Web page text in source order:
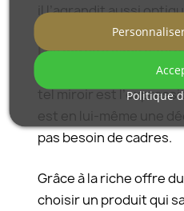
il l’agrandit aussi
Les miroirs sans cadre
car grâce à eux
tel miroir est
est en lui-même une
pas besoin de cadres.
Grâce à la riche offre
choisir un produit qui
Politique